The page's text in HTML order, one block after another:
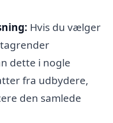
Hvis du vælger
dette i nogle
fra udbydere,
den samlede